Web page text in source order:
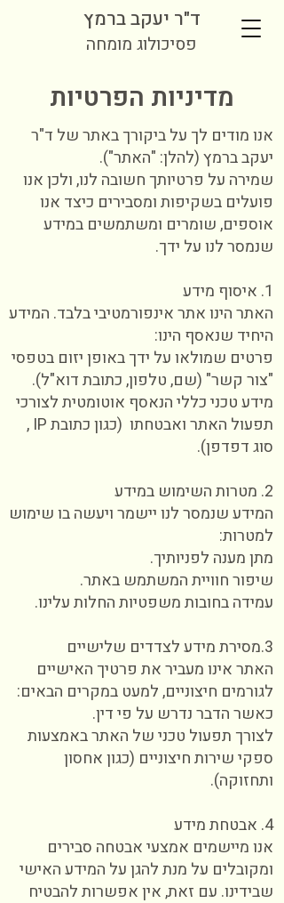
ד"ר יעקב ברמץ
פסיכולוג מומחה
מדיניות הפרטיות
אנו מודים לך על ביקורך באתר של ד"ר
יעקב ברמץ (להלן: "האתר").
שמירה על פרטיותך חשובה לנו, ולכן אנו
פועלים בשקיפות ומסבירים כיצד אנו
אוספים, שומרים ומשתמשים במידע
שנמסר לנו על ידך.
1. איסוף מידע
האתר הינו אתר אינפורמטיבי בלבד. המידע
היחיד שנאסף הינו:
פרטים שמולאו על ידך באופן יזום בטפסי
"צור קשר" (שם, טלפון, כתובת דוא"ל).
מידע טכני כללי הנאסף אוטומטית לצורכי
תפעול האתר ואבטחתו (כגון כתובת IP ,
סוג דפדפן).
2. מטרות השימוש במידע
המידע שנמסר לנו יישמר ויעשה בו שימוש
למטרות:
מתן מענה לפניותיך.
שיפור חוויית המשתמש באתר.
עמידה בחובות משפטיות החלות עלינו.
3.מסירת מידע לצדדים שלישיים
האתר אינו מעביר את פרטיך האישיים
לגורמים חיצוניים, למעט במקרים הבאים:
כאשר הדבר נדרש על פי דין.
לצורך תפעול טכני של האתר באמצעות
ספקי שירות חיצוניים (כגון אחסון
ותחזוקה).
4. אבטחת מידע
אנו מיישמים אמצעי אבטחה סבירים
ומקובלים על מנת להגן על המידע האישי
שבידינו. עם זאת, אין אפשרות להבטיח